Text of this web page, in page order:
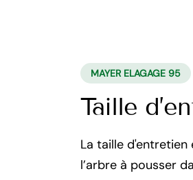
MAYER ELAGAGE 95
Taille
La taille
l’arbre à pousser